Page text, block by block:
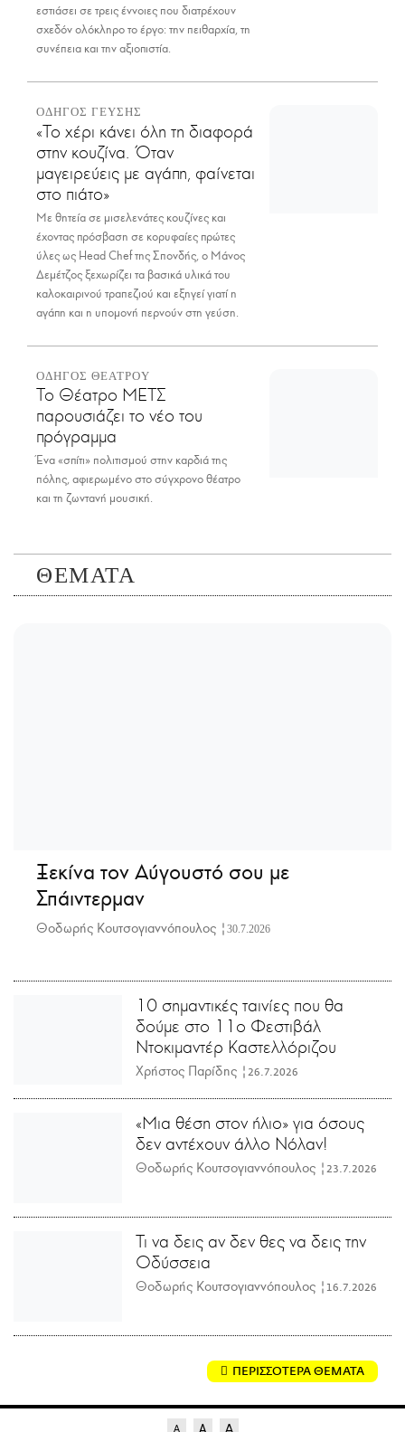
εστιάσει σε τρεις έννοιες που διατρέχουν
σχεδόν ολόκληρο το έργο: την πειθαρχία, τη
συνέπεια και την αξιοπιστία.
ΟΔΗΓΟΣ ΓΕΥΣΗΣ
«Το χέρι κάνει όλη τη διαφορά
στην κουζίνα. Όταν
μαγειρεύεις με αγάπη, φαίνεται
στο πιάτο»
Με θητεία σε μισελενάτες κουζίνες και
έχοντας πρόσβαση σε κορυφαίες πρώτες
ύλες ως Head Chef της Σπονδής, ο Μάνος
Δεμέτζος ξεχωρίζει τα βασικά υλικά του
καλοκαιρινού τραπεζιού και εξηγεί γιατί η
αγάπη και η υπομονή περνούν στη γεύση.
ΟΔΗΓΟΣ ΘΕΑΤΡΟΥ
Το Θέατρο ΜΕΤΣ
παρουσιάζει το νέο του
πρόγραμμα
Ένα «σπίτι» πολιτισμού στην καρδιά της
πόλης, αφιερωμένο στο σύγχρονο θέατρο
και τη ζωντανή μουσική.
ΘΕΜΑΤΑ
Ξεκίνα τον Αύγουστό σου με
Σπάιντερμαν
Θοδωρής Κουτσογιαννόπουλος | 30.7.2026
10 σημαντικές ταινίες που θα
δούμε στο 11ο Φεστιβάλ
Ντοκιμαντέρ Καστελλόριζου
Χρήστος Παρίδης | 26.7.2026
«Μια θέση στον ήλιο» για όσους
δεν αντέχουν άλλο Νόλαν!
Θοδωρής Κουτσογιαννόπουλος | 23.7.2026
Τι να δεις αν δεν θες να δεις την
Οδύσσεια
Θοδωρής Κουτσογιαννόπουλος | 16.7.2026
ΠΕΡΙΣΣΟΤΕΡΑ ΘΕΜΑΤΑ